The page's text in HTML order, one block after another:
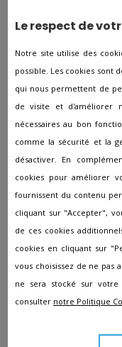
Pompes funèbres à
Pompes funèbres à
Pompes funèbres à
Pompes funèbres à
Pompes funèbres à
Pompes funèbres à
Pompes funèbres à
Pompes funèbres à Vif
Pompes funèbres à
Pompes funèbres à
Pompes funèbres à
Le respect de
Notre site utilise des
possible. Les cookies sont
qui nous permettent de
de visite et d'améliorer
nécessaires au bon
comme la sécurité et la
désactiver. En
cookies pour améliorer
fournissent du contenu
cliquant sur "Accepter",
de ces cookies
cookies en cliquant sur
vous choisissez de ne pas
ne sera stocké sur votre
consulter notre Politique